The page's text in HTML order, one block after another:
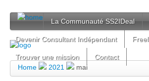
La Communauté SS2IDeal
Devenir Consultant Indépendant
Trouver une mission
Contact
Home
2021 mai